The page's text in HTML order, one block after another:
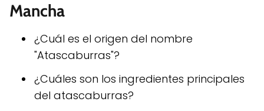
Mancha
¿Cuál es el origen del nombre
"Atascaburras"?
¿Cuáles son los ingredientes principales
del atascaburras?